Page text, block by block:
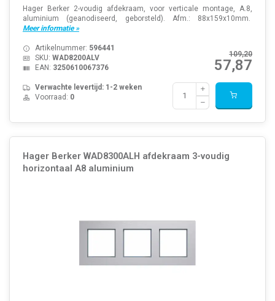
Hager Berker 2-voudig afdekraam, voor verticale montage, A.8,
aluminium (geanodiseerd, geborsteld). Afm.: 88x159x10mm.
Meer informatie »
109,20
57,87
Artikelnummer: 596441
SKU: WAD8200ALV
EAN: 3250610067376
Verwachte levertijd: 1-2 weken
Voorraad: 0
Hager Berker WAD8300ALH afdekraam 3-voudig
horizontaal A8 aluminium